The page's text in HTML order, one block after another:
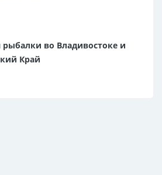
рыбалки во Владивостоке и
Край